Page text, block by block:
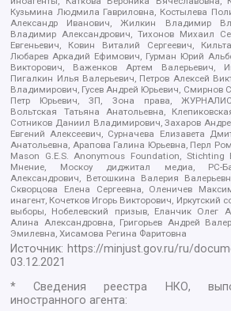
Кузьмина Людмила Гавриловна, Костылева
Александр Иванович, Жилкин Владимир
Владимир Александрович, Тихонов Михаил
Евгеньевич, Ковин Виталий Сергеевич,
Любарев Аркадий Ефимович, Гурман Юрий
Викторович, Важенков Артем Валерьевич,
Пигалкин Илья Валерьевич, Петров Алексей
Владимирович, Гусев Андрей Юрьевич, Смирнов
Петр Юрьевич, ЗП, Зона права,
Вольтская Татьяна Анатольевна,
Сотников Даниил Владимирович, Захаров
Евгений Алексеевич, Сурначева Елизавета
Анатольевна, Арапова Галина Юрьевна, Перл
Mason G.E.S. Anonymous Foundation,
Мнение, Москоу диджитал медиа, РС-
Александрович, Ветошкина Валерия
Скворцова Елена Сергеевна, Оленичев
инагент, Кочетков Игорь Викторович, Иркутский
выборы, Нобелевский призыв, Еланчик Олег
Алина Александровна, Григорьев Андрей
Эмилевна, Хисамова Регина Фаритовна
Источник: https://minjust.gov.ru/ru/
03.12.2021
* Сведения реестра НКО,
иностранного агента: